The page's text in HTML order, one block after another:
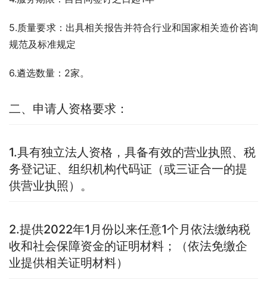
5.质量要求：出具相关报告并符合行业和国家相关造价咨询
规范及标准规定
6.遴选数量：2家。
二、申请人资格要求 ：
1.具有独立法人资格，具备有效的营业执照、税
务登记证、组织机构代码证（或三证合一的提
供营业执照）。
2.提供2022年1月份以来任意1个月依法缴纳税
收和社会保障资金的证明材料；（依法免缴企
业提供相关证明材料）